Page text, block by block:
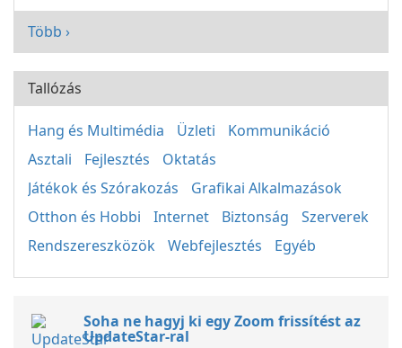
Több ›
Tallózás
Hang és Multimédia Üzleti
Kommunikáció
Asztali
Fejlesztés
Oktatás
Játékok és Szórakozás
Grafikai Alkalmazások
Otthon és Hobbi
Internet Biztonság
Szerverek
Rendszereszközök
Webfejlesztés Egyéb
Soha ne hagyj ki egy Zoom frissítést az
UpdateStar-ral